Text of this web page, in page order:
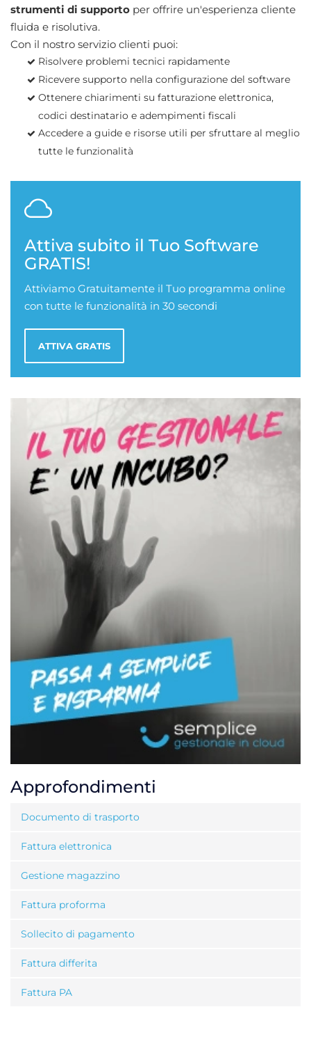
strumenti di supporto per offrire un'esperienza cliente
fluida e risolutiva.
Con il nostro servizio clienti puoi:
Risolvere problemi tecnici rapidamente
Ricevere supporto nella configurazione del software
Ottenere chiarimenti su fatturazione elettronica,
codici destinatario e adempimenti fiscali
Accedere a guide e risorse utili per sfruttare al meglio
tutte le funzionalità
Attiva subito il Tuo Software
GRATIS!
Attiviamo Gratuitamente il Tuo programma online
con tutte le funzionalità in 30 secondi
ATTIVA GRATIS
Approfondimenti
Documento di trasporto
Fattura elettronica
Gestione magazzino
Fattura proforma
Sollecito di pagamento
Fattura differita
Fattura PA